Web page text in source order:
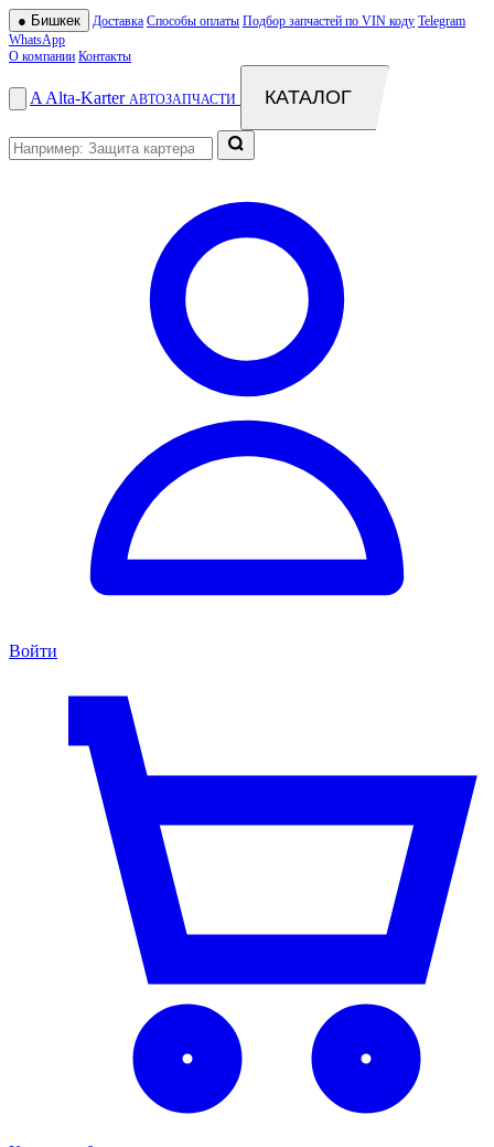
● Бишкек Доставка Способы оплаты Подбор запчастей по VIN коду Telegram
WhatsApp
О компании Контакты
A Alta-Karter АВТОЗАПЧАСТИ КАТАЛОГ
Войти